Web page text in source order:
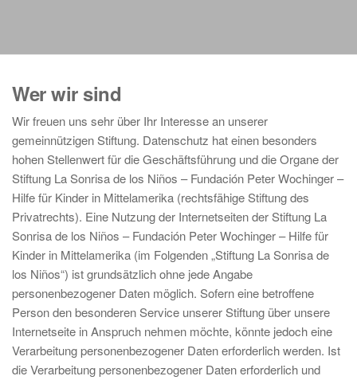
Wer wir sind
Wir freuen uns sehr über Ihr Interesse an unserer
gemeinnützigen Stiftung. Datenschutz hat einen besonders
hohen Stellenwert für die Geschäftsführung und die Organe der
Stiftung La Sonrisa de los Niños – Fundación Peter Wochinger –
Hilfe für Kinder in Mittelamerika (rechtsfähige Stiftung des
Privatrechts). Eine Nutzung der Internetseiten der Stiftung La
Sonrisa de los Niños – Fundación Peter Wochinger – Hilfe für
Kinder in Mittelamerika (im Folgenden „Stiftung La Sonrisa de
los Niños“) ist grundsätzlich ohne jede Angabe
personenbezogener Daten möglich. Sofern eine betroffene
Person den besonderen Service unserer Stiftung über unsere
Internetseite in Anspruch nehmen möchte, könnte jedoch eine
Verarbeitung personenbezogener Daten erforderlich werden. Ist
die Verarbeitung personenbezogener Daten erforderlich und